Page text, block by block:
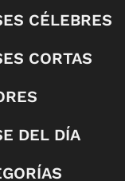
CÉLEBRES
CORTAS
DEL DÍA